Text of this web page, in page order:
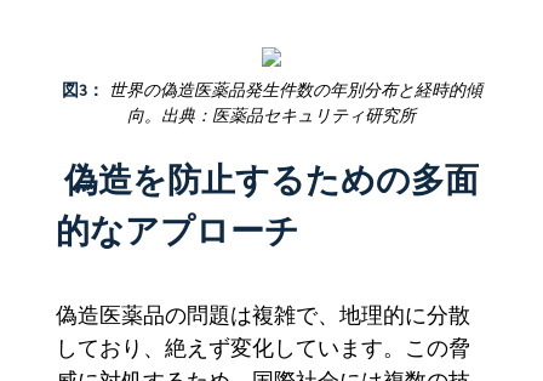
図3： 世界の偽造医薬品発生件数の年別分布と経時的傾
向。出典：医薬品セキュリティ研究所
偽造を防止するための多面
的なアプローチ
偽造医薬品の問題は複雑で、地理的に分散
しており、絶えず変化しています。この脅